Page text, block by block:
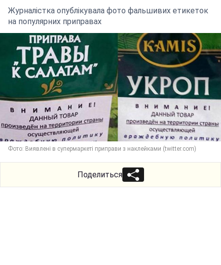
Журналістка опублікувала фото фальшивих етикеток
на популярних приправах
Фото: Виявлені в супермаркеті приправи з наклейками (twitter.com)
Поделиться